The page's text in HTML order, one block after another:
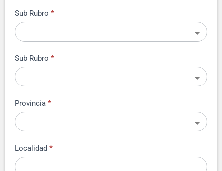
Sub Rubro *
Sub Rubro *
Provincia *
Localidad *